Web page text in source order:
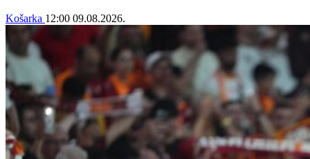
Košarka 12:00 09.08.2026.